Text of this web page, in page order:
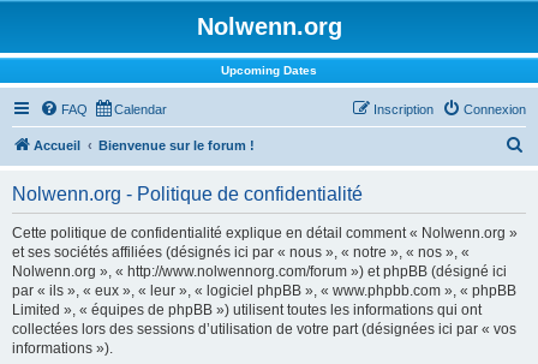
Nolwenn.org
Upcoming Dates
FAQ Calendar Connexion
Inscription
Accueil Bienvenue sur le forum !
Nolwenn.org - Politique de confidentialité
Cette politique de confidentialité explique en détail comment « Nolwenn.org »
et ses sociétés affiliées (désignés ici par « nous », « notre », « nos », «
Nolwenn.org », « http://www.nolwennorg.com/forum ») et phpBB (désigné ici
par « ils », « eux », « leur », « logiciel phpBB », « www.phpbb.com », « phpBB
Limited », « équipes de phpBB ») utilisent toutes les informations qui ont
collectées lors des sessions d’utilisation de votre part (désignées ici par « vos
informations »).